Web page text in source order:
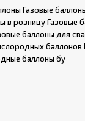
Газовые
в розницуГазовые
баллоны для
баллонов
баллоны бу